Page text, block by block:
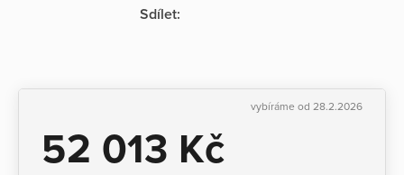
Sdílet:
vybíráme od 28.2.2026
52 013 Kč